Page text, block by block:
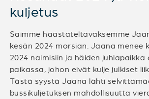
kuljetus
Saimme haastateltavaksemme
kesän 2024 morsian. Jaana menee
2024 naimisiin ja häiden
paikassa, johon eivät kulje julkiset
Tästä syystä Jaana lähti
bussikuljetuksen mahdollisuutta